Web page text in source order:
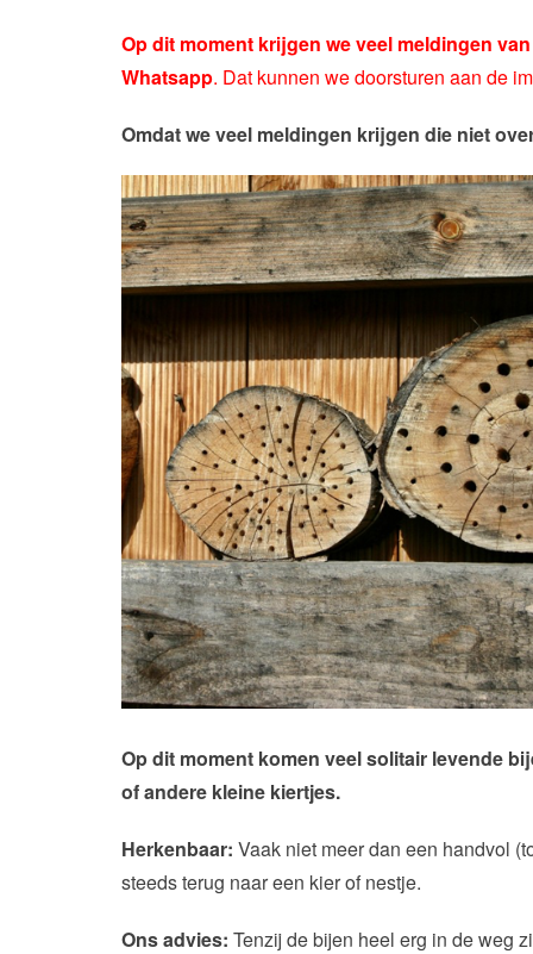
Op dit moment krijgen we veel meldingen
Whatsapp. Dat kunnen we doorsturen aan de
Omdat we veel meldingen krijgen die niet
Op dit moment komen veel solitair levende
of andere kleine kiertjes.
Herkenbaar: Vaak niet meer dan een handvol
steeds terug naar een kier of nestje.
Ons advies: Tenzij de bijen heel erg in de weg